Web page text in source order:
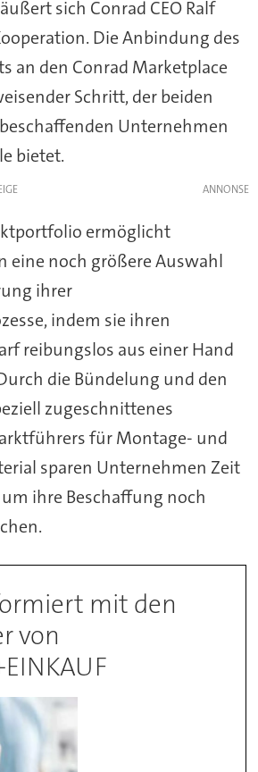
sich Conrad CEO Ralf
Die Anbindung des
an den Conrad Marketplace
Schritt, der beiden
Unternehmen
bietet.
ermöglicht
eine noch größere Auswahl
ihrer
indem sie ihren
reibungslos aus einer Hand
die Bündelung und den
zugeschnittenes
für Montage- und
sparen Unternehmen Zeit
ihre Beschaffung noch
mit den
von